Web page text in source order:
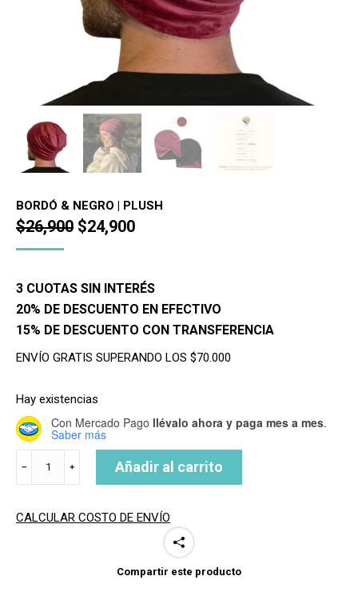
BORDÓ & NEGRO | PLUSH
$26,900 El
era:
$26,900.
$24,900El
es:
$24,900.
3 CUOTAS SIN INTERÉS
20% DE DESCUENTO EN EFECTIVO
15% DE DESCUENTO CON TRANSFERENCIA
ENVÍO GRATIS SUPERANDO LOS $70.000
Hay existencias
Con Mercado Pago llévalo ahora y paga mes a mes.
Saber más
BEANIE
PLUSH
cantidad
﹣ ﹢ Añadir al carrito
CALCULAR COSTO DE ENVÍO
Compartir este producto